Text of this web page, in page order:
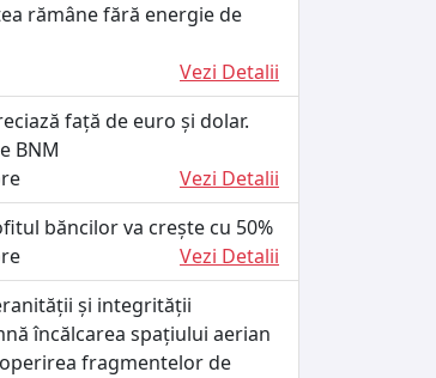
rămâne fără energie de
Vezi Detalii
față de euro și dolar.
BNM
Vezi Detalii
băncilor va crește cu 50%
Vezi Detalii
și integrității
încălcarea spațiului aerian
fragmentelor de